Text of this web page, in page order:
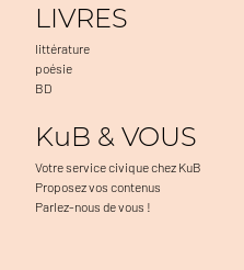
LIVRES
littérature
poésie
BD
KuB & VOUS
Votre service civique chez KuB
Proposez vos contenus
Parlez-nous de vous !